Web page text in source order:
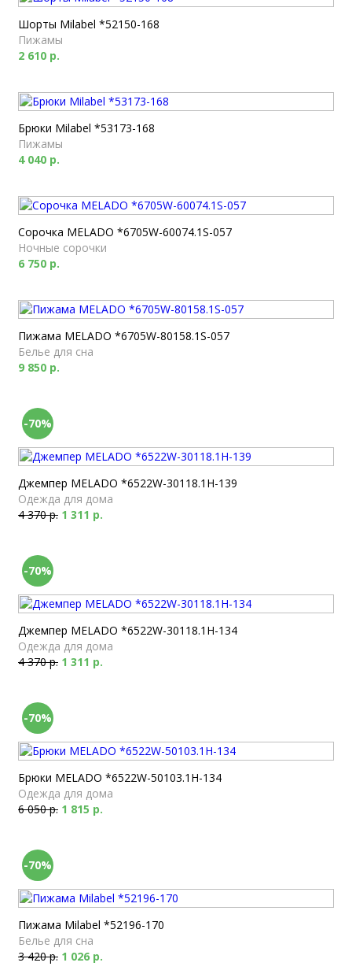
Шорты Milabel *52150-168
Пижамы
2 610 р.
Брюки Milabel *53173-168
Пижамы
4 040 р.
Сорочка MELADO *6705W-60074.1S-057
Ночные сорочки
6 750 р.
Пижама MELADO *6705W-80158.1S-057
Белье для сна
9 850 р.
-70%
Джемпер MELADO *6522W-30118.1H-139
Одежда для дома
4 370 р. 1 311 р.
-70%
Джемпер MELADO *6522W-30118.1H-134
Одежда для дома
4 370 р. 1 311 р.
-70%
Брюки MELADO *6522W-50103.1H-134
Одежда для дома
6 050 р. 1 815 р.
-70%
Пижама Milabel *52196-170
Белье для сна
3 420 р. 1 026 р.